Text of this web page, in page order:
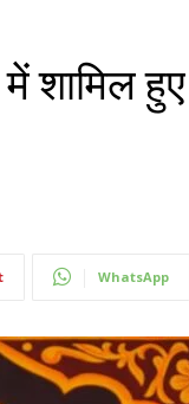
शामिल
WhatsApp